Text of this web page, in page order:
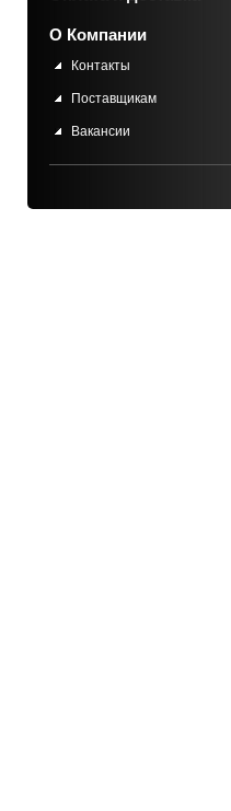
О Компании
Контакты
Поставщикам
Вакансии